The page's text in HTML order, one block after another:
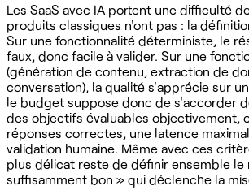
Les SaaS avec IA portent une difficulté
produits classiques n'ont pas : la
Sur une fonctionnalité déterministe, le
faux, donc facile à valider. Sur une
(génération de contenu, extraction de
conversation), la qualité s'apprécie sur
le budget suppose donc de s'accorder
des objectifs évaluables objectivement,
réponses correctes, une latence
validation humaine. Même avec ces
plus délicat reste de définir ensemble le
suffisamment bon » qui déclenche la